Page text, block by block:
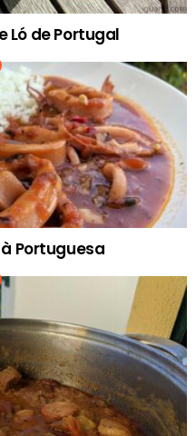
Ló de Portugal
Portuguesa